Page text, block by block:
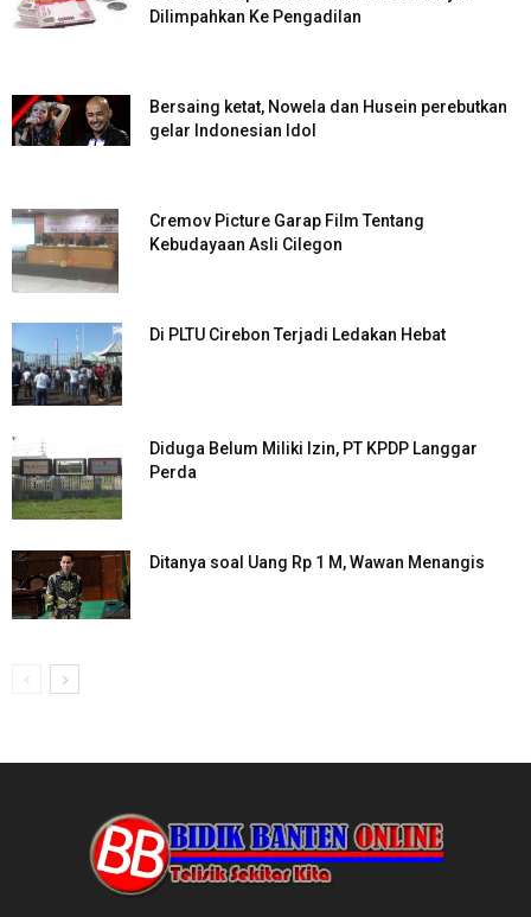
Dilimpahkan Ke Pengadilan
Bersaing ketat, Nowela dan Husein perebutkan
gelar Indonesian Idol
Cremov Picture Garap Film Tentang
Kebudayaan Asli Cilegon
Di PLTU Cirebon Terjadi Ledakan Hebat
Diduga Belum Miliki Izin, PT KPDP Langgar
Perda
Ditanya soal Uang Rp 1 M, Wawan Menangis